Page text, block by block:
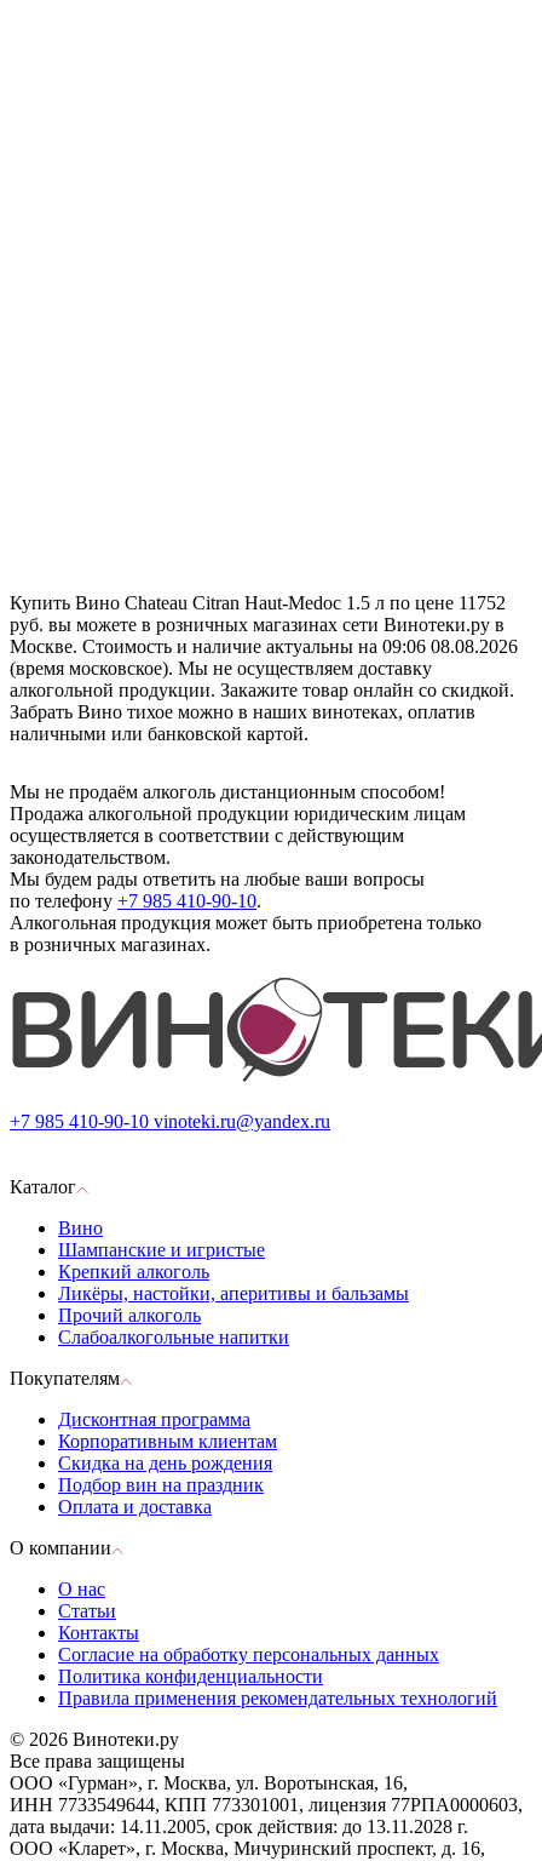
Купить Вино Chateau Citran Haut-Medoc 1.5 л по цене 11752
руб. вы можете в розничных магазинах сети Винотеки.ру в
Москве. Стоимость и наличие актуальны на 09:06 08.08.2026
(время московское). Мы не осуществляем доставку
алкогольной продукции. Закажите товар онлайн со скидкой.
Забрать Вино тихое можно в наших винотеках, оплатив
наличными или банковской картой.
Мы не продаём алкоголь дистанционным способом!
Продажа алкогольной продукции юридическим лицам
осуществляется в соответствии с действующим
законодательством.
Мы будем рады ответить на любые ваши вопросы
по телефону +7 985 410-90-10.
Алкогольная продукция может быть приобретена только
в розничных магазинах.
+7 985 410-90-10 vinoteki.ru@yandex.ru
Каталог
Вино
Шампанские и игристые
Крепкий алкоголь
Ликёры, настойки, аперитивы и бальзамы
Прочий алкоголь
Слабоалкогольные напитки
Покупателям
Дисконтная программа
Корпоративным клиентам
Скидка на день рождения
Подбор вин на праздник
Оплата и доставка
О компании
О нас
Статьи
Контакты
Согласие на обработку персональных данных
Политика конфиденциальности
Правила применения рекомендательных технологий
© 2026 Винотеки.ру
Все права защищены
ООО «Гурман», г. Москва, ул. Воротынская, 16,
ИНН 7733549644, КПП 773301001, лицензия 77РПА0000603,
дата выдачи: 14.11.2005, срок действия: до 13.11.2028 г.
ООО «Кларет», г. Москва, Мичуринский проспект, д. 16,